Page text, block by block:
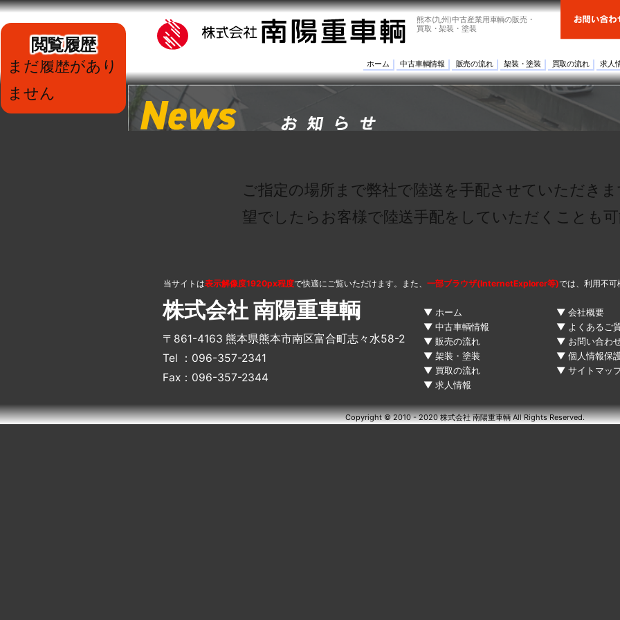
熊本(九州)中古産業用車輌の販売・
買取・架装・塗装
ホーム 中古車輌情報 販売の流れ 架装・塗装 買取の流れ 求人
閲覧履歴
まだ履歴があり
ません
ご指定の場所まで弊社で陸送を手配させていただき
望でしたらお客様で陸送手配をしていただくことも可
当サイトは表示解像度1920px程度で快適にご覧いただけます。また、 一部ブラウザ(InternetExplorer等)では、利用不可
株式会社 南陽重車輌
〒861-4163 熊本県熊本市南区富合町志々水58-2
Tel ：096-357-2341
Fax：096-357-2344
ホーム
中古車輌情報
販売の流れ
架装・塗装
買取の流れ
求人情報
会社概要
よくあるご
お問い合わ
個人情報保
サイトマッ
Copyright © 2010 - 2020 株式会社 南陽重車輌 All Rights Reserved.